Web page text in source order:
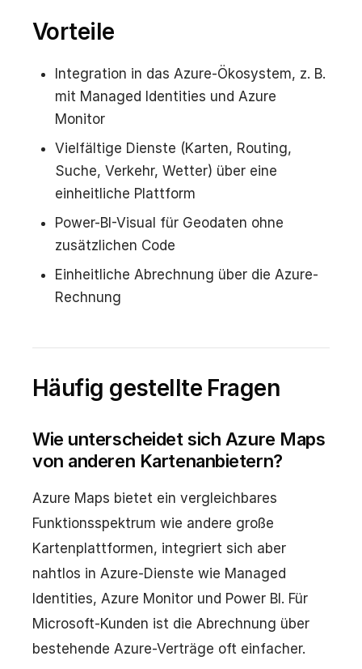
Vorteile
Integration in das Azure-Ökosystem, z. B.
mit Managed Identities und Azure
Monitor
Vielfältige Dienste (Karten, Routing,
Suche, Verkehr, Wetter) über eine
einheitliche Plattform
Power-BI-Visual für Geodaten ohne
zusätzlichen Code
Einheitliche Abrechnung über die Azure-
Rechnung
Häufig gestellte Fragen
Wie unterscheidet sich Azure Maps
von anderen Kartenanbietern?
Azure Maps bietet ein vergleichbares
Funktionsspektrum wie andere große
Kartenplattformen, integriert sich aber
nahtlos in Azure-Dienste wie Managed
Identities, Azure Monitor und Power BI. Für
Microsoft-Kunden ist die Abrechnung über
bestehende Azure-Verträge oft einfacher.